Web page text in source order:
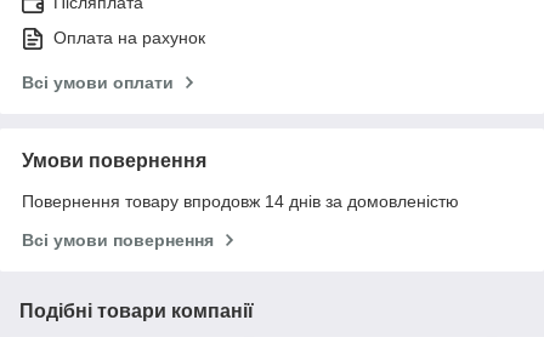
Оплата на рахунок
Всі умови оплати
Умови повернення
Повернення товару впродовж 14 днів за домовленістю
Всі умови повернення
Подібні товари компанії